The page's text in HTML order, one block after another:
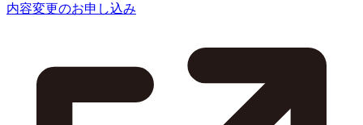
内容変更のお申し込み